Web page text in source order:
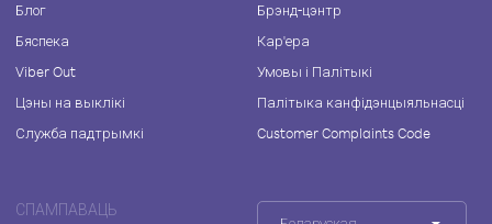
Блог
Бяспека
Viber Out
Цэны на выклікі
Служба падтрымкі
Брэнд-цэнтр
Кар'ера
Умовы і Палітыкі
Палітыка канфідэнцыяльнасці
Customer Complaints Code
СПАМПАВАЦЬ